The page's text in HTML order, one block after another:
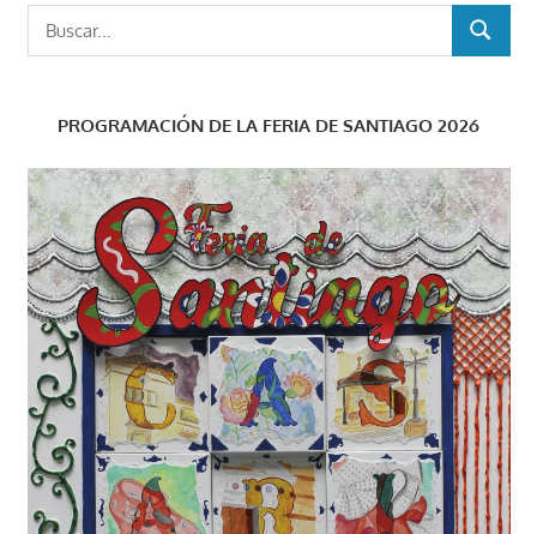
BUSCAR
PROGRAMACIÓN DE LA FERIA DE SANTIAGO 2026